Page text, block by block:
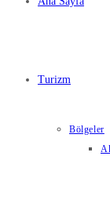
Turizm
Bölgeler